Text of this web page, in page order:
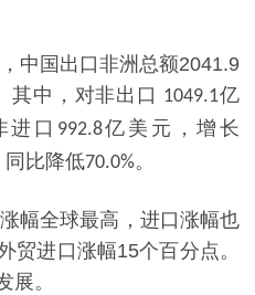
中国出口非洲 总额2041.9
其中，对非出口 1049.1亿
进口 992.8亿美元，增长
同比降低70.0%。
幅全球最高，进口涨幅也
贸进口涨幅15个百分点。
展。